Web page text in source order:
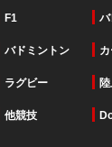
F1
バドミントン
ラグビー
他競技